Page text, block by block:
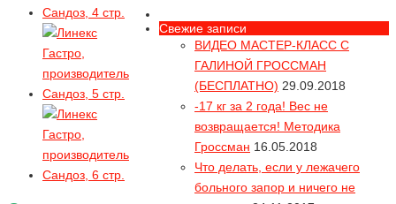
Свежие записи
ВИДЕО МАСТЕР-КЛАСС С
ГАЛИНОЙ ГРОССМАН
(БЕСПЛАТНО) 29.09.2018
-17 кг за 2 года! Вес не
возвращается! Методика
Гроссман 16.05.2018
Что делать, если у лежачего
больного запор и ничего не